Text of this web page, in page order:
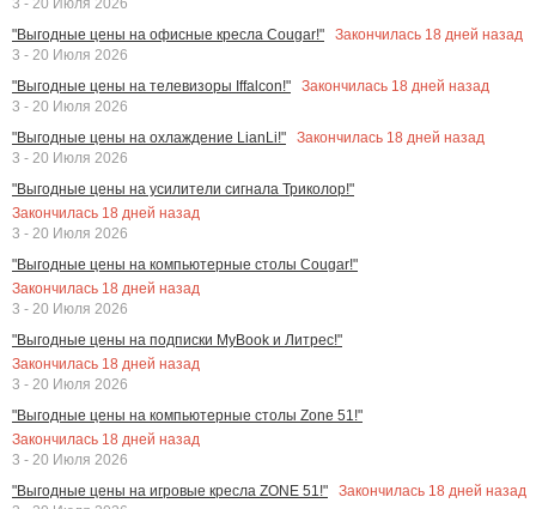
"Выгодные цены на офисные кресла Cougar!"
Закончилась 18 дней назад
3 - 20 Июля 2026
"Выгодные цены на телевизоры Iffalcon!"
Закончилась 18 дней назад
3 - 20 Июля 2026
"Выгодные цены на охлаждение LianLi!"
Закончилась 18 дней назад
3 - 20 Июля 2026
"Выгодные цены на усилители сигнала Триколор!"
Закончилась 18 дней назад
3 - 20 Июля 2026
"Выгодные цены на компьютерные столы Cougar!"
Закончилась 18 дней назад
3 - 20 Июля 2026
"Выгодные цены на подписки MyBook и Литрес!"
Закончилась 18 дней назад
3 - 20 Июля 2026
"Выгодные цены на компьютерные столы Zone 51!"
Закончилась 18 дней назад
3 - 20 Июля 2026
"Выгодные цены на игровые кресла ZONE 51!"
Закончилась 18 дней назад